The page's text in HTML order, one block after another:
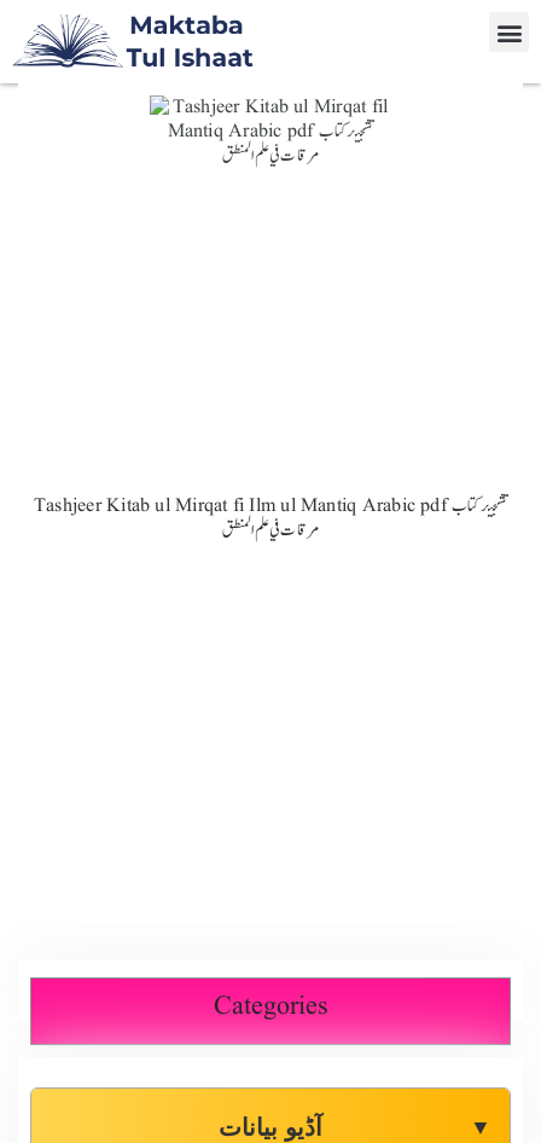
Tashjeer Kitab ul Mirqat fi Ilm ul Mantiq Arabic pdf تشجير كتاب
مرقات في علم المنطق
Categories
آڈیو بیانات ▼